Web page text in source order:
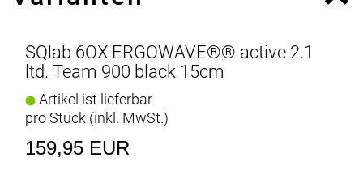
SQlab 6OX ERGOWAVE®® active 2.1
ltd. Team 900 black 15cm
Artikel ist lieferbar
pro Stück (inkl. MwSt.)
159,95 EUR